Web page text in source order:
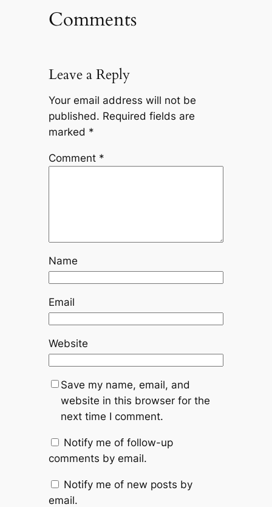
Comments
Leave a Reply
Your email address will not be
published. Required fields are
marked *
Comment *
Name
Email
Website
Save my name, email, and
website in this browser for the
next time I comment.
Notify me of follow-up
comments by email.
Notify me of new posts by
email.